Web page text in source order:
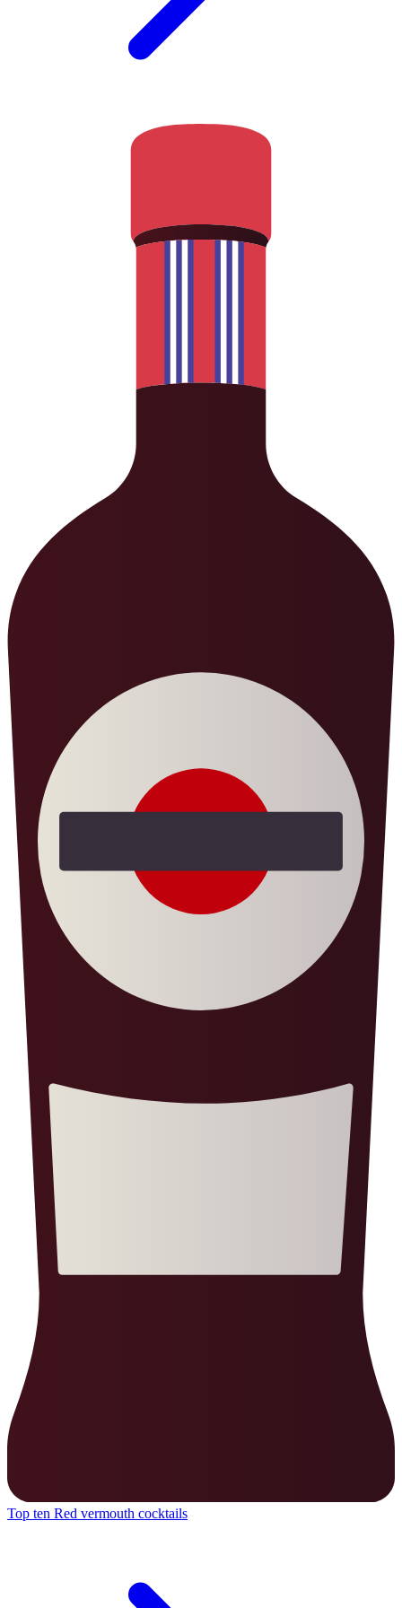
Top ten Red vermouth cocktails